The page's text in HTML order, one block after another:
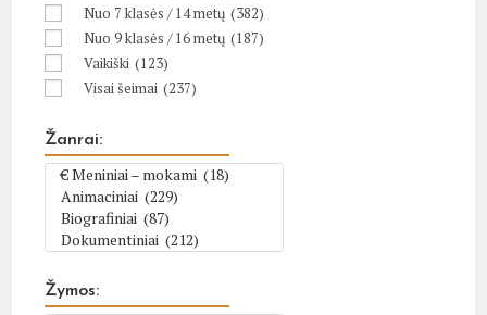
Nuo 7 klasės / 14 metų (382)
Nuo 9 klasės / 16 metų (187)
Vaikiški (123)
Visai šeimai (237)
Žanrai:
Žymos: